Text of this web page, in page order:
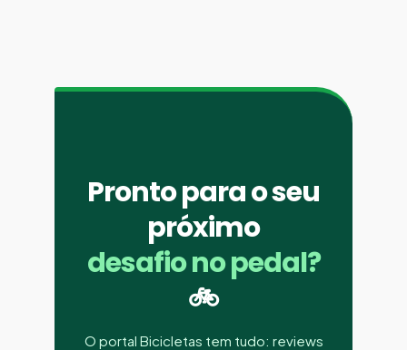
Pronto para o seu
próximo
desafio no pedal?
🚲
O portal Bicicletas tem tudo: reviews